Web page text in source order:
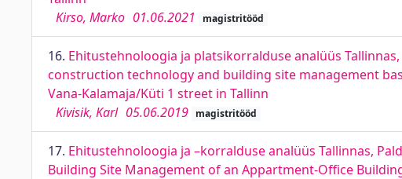
Kirso, Marko 01.06.2021 magistritööd
16. Ehitustehnoloogia ja platsikorralduse analüüs
construction technology and building site management
Vana-Kalamaja/Küti 1 street in Tallinn
Kivisik, Karl 05.06.2019 magistritööd
17. Ehitustehnoloogia ja –korralduse analüüs Tallinnas,
Building Site Management of an Appartment-Office